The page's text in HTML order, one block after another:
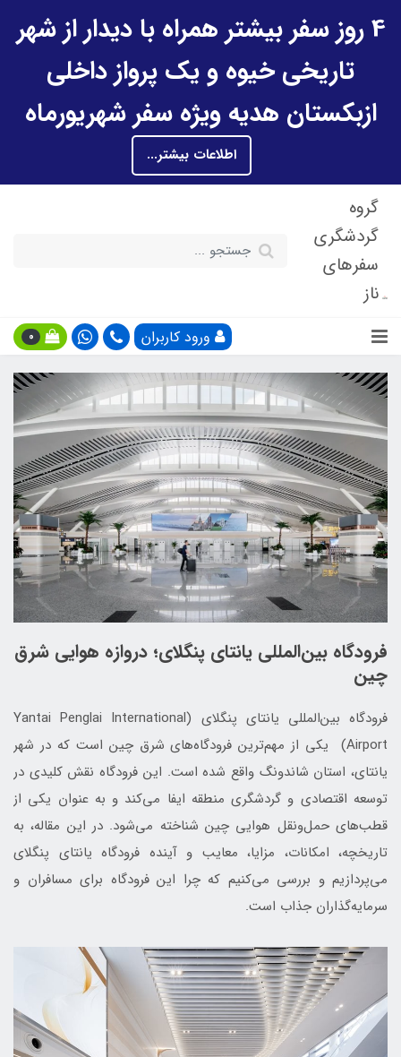
4 روز سفر بیشتر همراه با دیدار از شهر
تاریخی خیوه و یک پرواز داخلی
ازبکستان هدیه ویژه سفر شهریورماه
اطلاعات بیشتر...
گروه
گردشگری
سفرهای
ناز
ورود کاربران 0
فرودگاه بین‌المللی یانتای پنگلای؛ دروازه هوایی شرق
چین
فرودگاه بین‌المللی یانتای پنگلای (Yantai Penglai International
Airport) یکی از مهم‌ترین فرودگاه‌های شرق چین است که در شهر
یانتای، استان شاندونگ واقع شده است. این فرودگاه نقش کلیدی در
توسعه اقتصادی و گردشگری منطقه ایفا می‌کند و به عنوان یکی از
قطب‌های حمل‌ونقل هوایی چین شناخته می‌شود. در این مقاله، به
تاریخچه، امکانات، مزایا، معایب و آینده فرودگاه یانتای پنگلای
می‌پردازیم و بررسی می‌کنیم که چرا این فرودگاه برای مسافران و
سرمایه‌گذاران جذاب است.